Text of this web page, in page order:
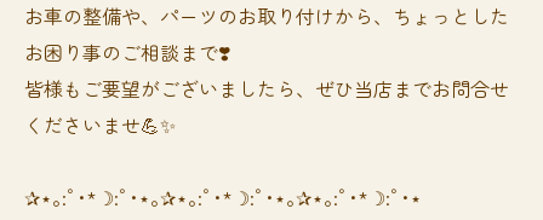
お車の整備や、パーツのお取り付けから、ちょっとした
お困り事のご相談まで❣️
皆様もご要望がございましたら、ぜひ当店までお問合せ
くださいませ💪✨
✰⋆｡:ﾟ･*☽:ﾟ･⋆｡✰⋆｡:ﾟ･*☽:ﾟ･⋆｡✰⋆｡:ﾟ･*☽:ﾟ･⋆